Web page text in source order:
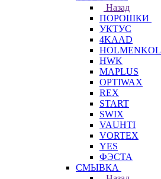
Назад
ПОРОШКИ
УКТУС
4KAAD
HOLMENKOL
HWK
MAPLUS
OPTIWAX
REX
START
SWIX
VAUHTI
VORTEX
YES
ФЭСТА
СМЫВКА